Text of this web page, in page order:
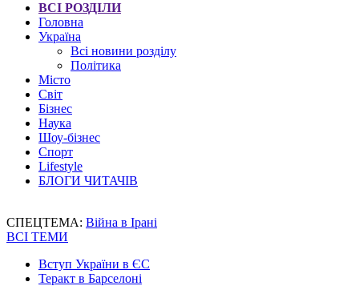
ВСІ РОЗДІЛИ
Головна
Україна
Всі новини розділу
Політика
Місто
Світ
Бізнес
Наука
Шоу-бізнес
Спорт
Lifestyle
БЛОГИ ЧИТАЧІВ
СПЕЦТЕМА: Війна в Ірані
ВСІ ТЕМИ
Вступ України в ЄС
Теракт в Барселоні